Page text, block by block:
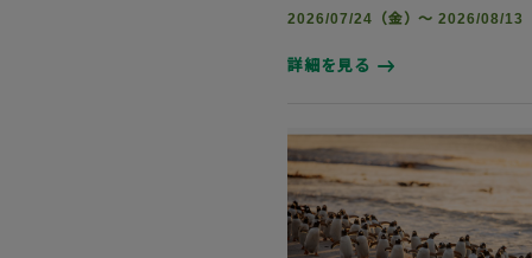
2026/07/24（金）～ 2026/08/13
詳細を見る